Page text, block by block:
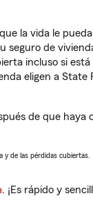
la vida le
seguro de
incluso si
eligen a
de que
y de las pérdidas cubiertas.
. ¡Es rápido y